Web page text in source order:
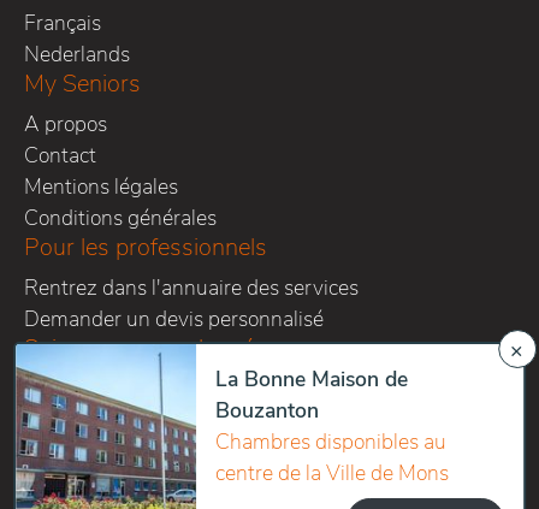
Français
Nederlands
My Seniors
A propos
Contact
Mentions légales
Conditions générales
Pour les professionnels
Rentrez dans l'annuaire des services
Demander un devis personnalisé
Suivez-nous sur les réseaux
Copyright 2016-2026 Home sweet homes SPRL - All right
×
La Bonne Maison de
Bouzanton
Chambres disponibles au
centre de la Ville de Mons